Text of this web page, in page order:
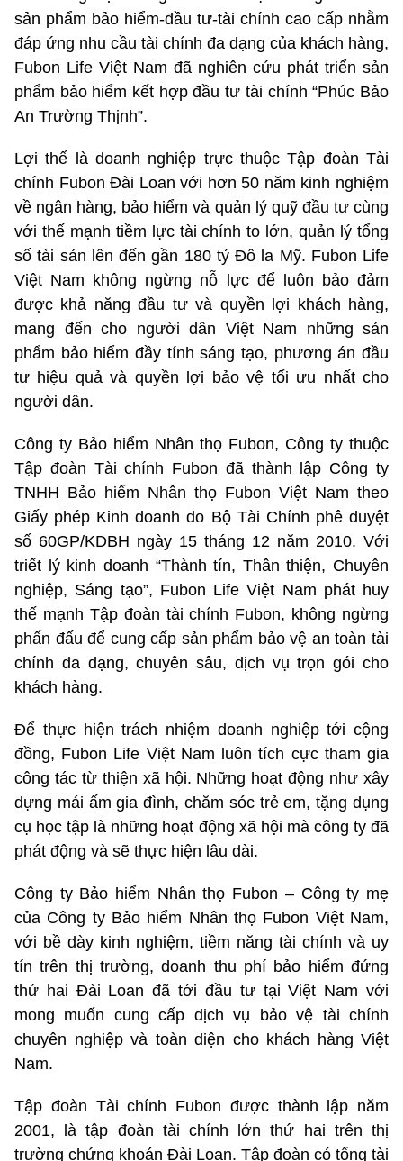
sản phẩm bảo hiểm-đầu tư-tài chính cao cấp nhằm
đáp ứng nhu cầu tài chính đa dạng của khách hàng,
Fubon Life Việt Nam đã nghiên cứu phát triển sản
phẩm bảo hiểm kết hợp đầu tư tài chính “Phúc Bảo
An Trường Thịnh”.
Lợi thế là doanh nghiệp trực thuộc Tập đoàn Tài
chính Fubon Đài Loan với hơn 50 năm kinh nghiệm
về ngân hàng, bảo hiểm và quản lý quỹ đầu tư cùng
với thế mạnh tiềm lực tài chính to lớn, quản lý tổng
số tài sản lên đến gần 180 tỷ Đô la Mỹ. Fubon Life
Việt Nam không ngừng nỗ lực để luôn bảo đảm
được khả năng đầu tư và quyền lợi khách hàng,
mang đến cho người dân Việt Nam những sản
phẩm bảo hiểm đầy tính sáng tạo, phương án đầu
tư hiệu quả và quyền lợi bảo vệ tối ưu nhất cho
người dân.
Công ty Bảo hiểm Nhân thọ Fubon, Công ty thuộc
Tập đoàn Tài chính Fubon đã thành lập Công ty
TNHH Bảo hiểm Nhân thọ Fubon Việt Nam theo
Giấy phép Kinh doanh do Bộ Tài Chính phê duyệt
số 60GP/KDBH ngày 15 tháng 12 năm 2010. Với
triết lý kinh doanh “Thành tín, Thân thiện, Chuyên
nghiệp, Sáng tạo”, Fubon Life Việt Nam phát huy
thế mạnh Tập đoàn tài chính Fubon, không ngừng
phấn đấu để cung cấp sản phẩm bảo vệ an toàn tài
chính đa dạng, chuyên sâu, dịch vụ trọn gói cho
khách hàng.
Để thực hiện trách nhiệm doanh nghiệp tới cộng
đồng, Fubon Life Việt Nam luôn tích cực tham gia
công tác từ thiện xã hội. Những hoạt động như xây
dựng mái ấm gia đình, chăm sóc trẻ em, tặng dụng
cụ học tập là những hoạt động xã hội mà công ty đã
phát động và sẽ thực hiện lâu dài.
Công ty Bảo hiểm Nhân thọ Fubon – Công ty mẹ
của Công ty Bảo hiểm Nhân thọ Fubon Việt Nam,
với bề dày kinh nghiệm, tiềm năng tài chính và uy
tín trên thị trường, doanh thu phí bảo hiểm đứng
thứ hai Đài Loan đã tới đầu tư tại Việt Nam với
mong muốn cung cấp dịch vụ bảo vệ tài chính
chuyên nghiệp và toàn diện cho khách hàng Việt
Nam.
Tập đoàn Tài chính Fubon được thành lập năm
2001, là tập đoàn tài chính lớn thứ hai trên thị
trường chứng khoán Đài Loan. Tập đoàn có tổng tài